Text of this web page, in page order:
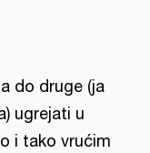
do druge (ja
ugrejati u
i tako vrućim